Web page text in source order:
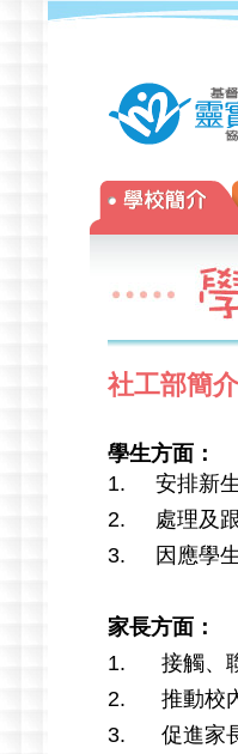
社工部簡介
學生方面：
1. 安排新生
2. 處理及跟
3. 因應學生
家長方面：
1. 接觸、聯
2. 推動校內
3. 促進家長